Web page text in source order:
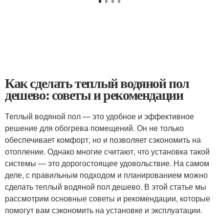
Как сделать теплый водяной пол
дешево: советы и рекомендации
Теплый водяной пол — это удобное и эффективное
решение для обогрева помещений. Он не только
обеспечивает комфорт, но и позволяет сэкономить на
отоплении. Однако многие считают, что установка такой
системы — это дорогостоящее удовольствие. На самом
деле, с правильным подходом и планированием можно
сделать теплый водяной пол дешево. В этой статье мы
рассмотрим основные советы и рекомендации, которые
помогут вам сэкономить на установке и эксплуатации.